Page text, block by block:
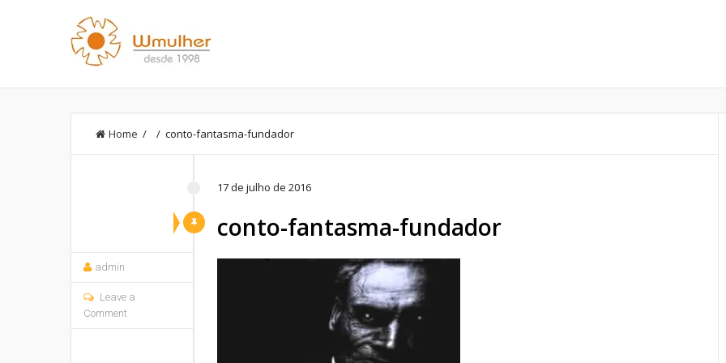
Home / / conto-fantasma-fundador
17 de julho de 2016
conto-fantasma-fundador
admin
Leave a
Comment